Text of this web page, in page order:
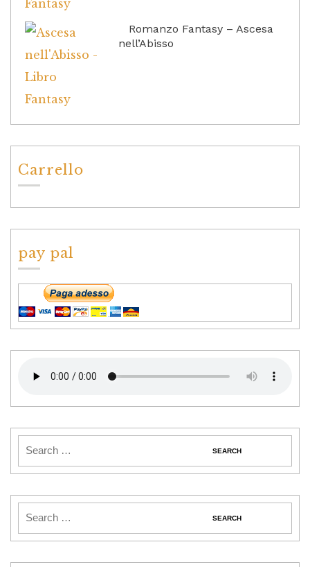
Romanzo Fantasy – Ascesa
nell’Abisso
Carrello
pay pal